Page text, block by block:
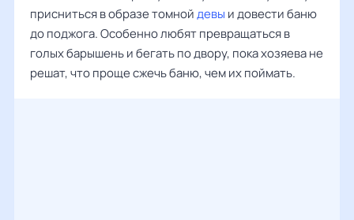
присниться в образе томнойдевы и довести баню
до поджога. Особенно любят превращаться в
голых барышень и бегать по двору, пока хозяева не
решат, что проще сжечь баню, чем их поймать.